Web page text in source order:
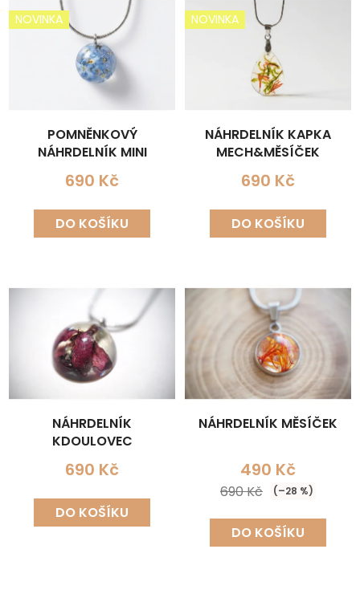
NOVINKA
POMNĚNKOVÝ
NÁHRDELNÍK MINI
690 Kč
DO KOŠÍKU
NOVINKA
NÁHRDELNÍK KAPKA
MECH&MĚSÍČEK
690 Kč
DO KOŠÍKU
NÁHRDELNÍK
KDOULOVEC
690 Kč
DO KOŠÍKU
NÁHRDELNÍK MĚSÍČEK
490 Kč
690 Kč (–28 %)
DO KOŠÍKU